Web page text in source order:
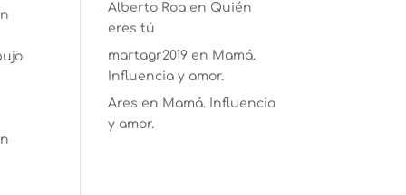
Alberto Roa en Quién
eres tú
martagr2019 en Mamá.
Influencia y amor.
Ares en Mamá. Influencia
y amor.